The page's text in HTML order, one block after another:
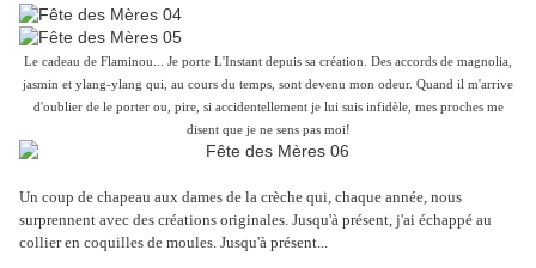
Le cadeau de Flaminou... Je porte L'Instant depuis sa création. Des accords de magnolia,
jasmin et ylang-ylang qui, au cours du temps, sont devenu mon odeur. Quand il m'arrive
d'oublier de le porter ou, pire, si accidentellement je lui suis infidèle, mes proches me
disent que je ne sens pas moi!
Un coup de chapeau aux dames de la crèche qui, chaque année, nous
surprennent avec des créations originales. Jusqu'à présent, j'ai échappé au
collier en coquilles de moules. Jusqu'à présent...